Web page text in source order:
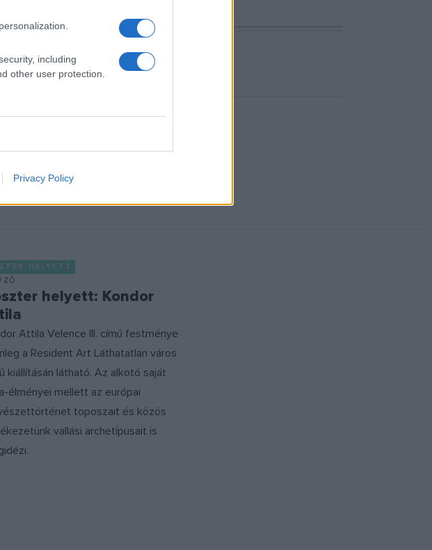
including
other user protection.
Privacy Policy
ART GALÉRIA SCHNELLER JÁNOS
HELYETT
helyett: Kondor
Attila Velence III. című festménye
a Resident Art Láthatatlan város
kiállításán látható. Az alkotó saját
élményei mellett az európai
toposzait és közös
vallási archetípusait is